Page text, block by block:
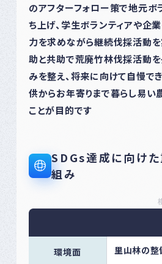
のアフターフォロー策で地元ボ
ち上げ、学生ボランティアや企
力を求めながら継続伐採活動を
助と共助で荒廃竹林伐採活動
みを整え、将来に向けて自慢でき
供からお年寄りまで暮らし易い
ことが目的です
SDGs達成に向け
組み
環境面
里山林の整